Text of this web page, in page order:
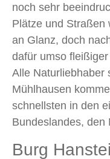
noch sehr
Plätze und Straßen
an Glanz, doch
dafür umso
Alle Naturliebhaber
Mühlhausen
schnellsten in den
Bundeslandes, den
Burg